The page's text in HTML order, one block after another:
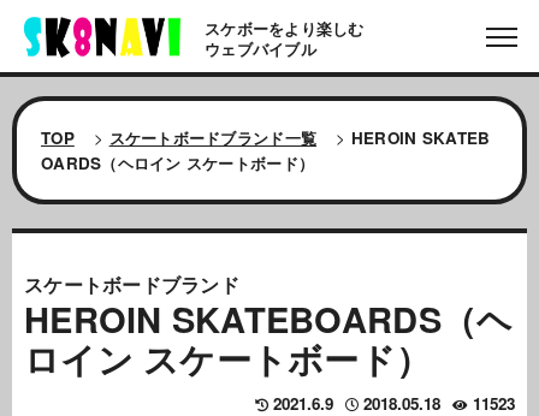
スケボーをより楽しむ
ウェブバイブル
TOP > スケートボードブランド一覧 > HEROIN SKATEB
OARDS（ヘロイン スケートボード）
スケートボードブランド
HEROIN SKATEBOARDS（ヘ
ロイン スケートボード）
11523
2018.05.18
2021.6.9